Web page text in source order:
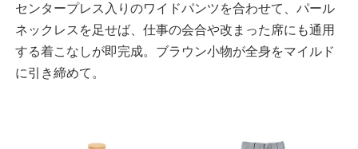
センタープレス入りのワイドパンツを合わせて、パール
ネックレスを足せば、仕事の会合や改まった席にも通用
する着こなしが即完成。ブラウン小物が全身をマイルド
に引き締めて。